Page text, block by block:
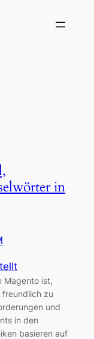
in
Magento ist,
freundlich zu
und
in den
basieren auf